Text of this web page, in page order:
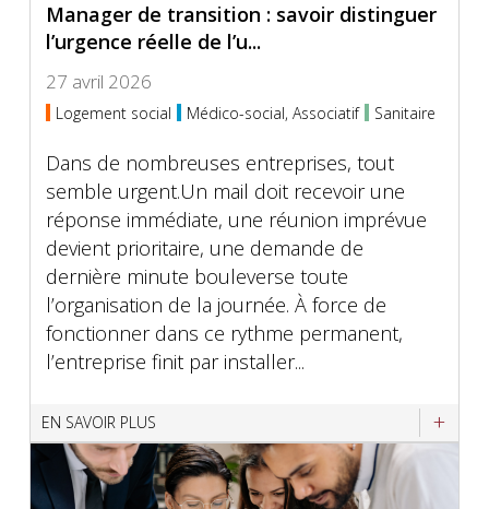
Manager de transition : savoir distinguer
l’urgence réelle de l’u...
27 avril 2026
Logement social Médico-social, Associatif Sanitaire
Dans de nombreuses entreprises, tout
semble urgent.Un mail doit recevoir une
réponse immédiate, une réunion imprévue
devient prioritaire, une demande de
dernière minute bouleverse toute
l’organisation de la journée. À force de
fonctionner dans ce rythme permanent,
l’entreprise finit par installer...
EN SAVOIR PLUS